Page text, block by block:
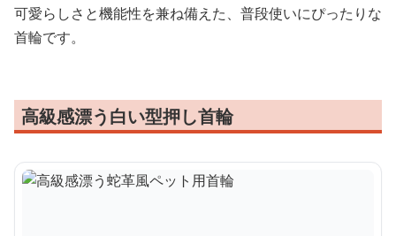
可愛らしさと機能性を兼ね備えた、普段使いにぴったりな
首輪です。
高級感漂う白い型押し首輪